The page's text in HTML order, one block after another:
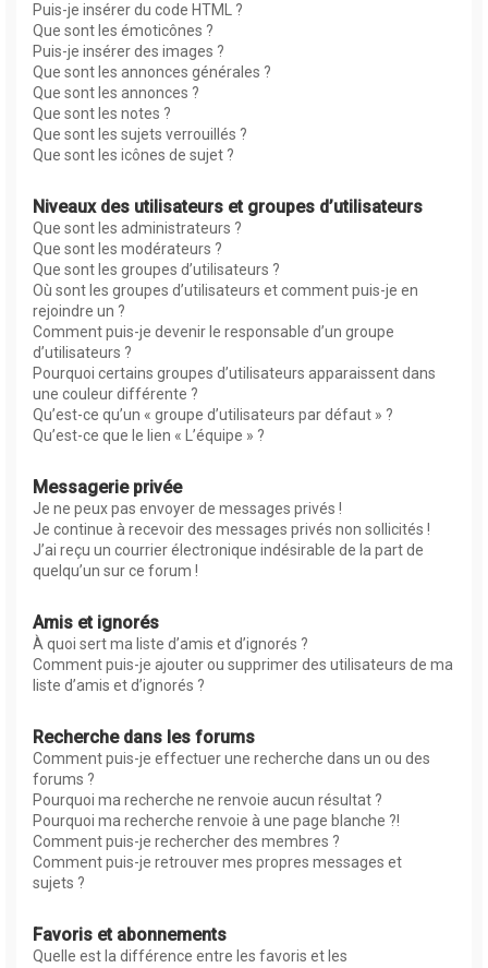
Puis-je insérer du code HTML ?
Que sont les émoticônes ?
Puis-je insérer des images ?
Que sont les annonces générales ?
Que sont les annonces ?
Que sont les notes ?
Que sont les sujets verrouillés ?
Que sont les icônes de sujet ?
Niveaux des utilisateurs et groupes d’utilisateurs
Que sont les administrateurs ?
Que sont les modérateurs ?
Que sont les groupes d’utilisateurs ?
Où sont les groupes d’utilisateurs et comment puis-je en
rejoindre un ?
Comment puis-je devenir le responsable d’un groupe
d’utilisateurs ?
Pourquoi certains groupes d’utilisateurs apparaissent dans
une couleur différente ?
Qu’est-ce qu’un « groupe d’utilisateurs par défaut » ?
Qu’est-ce que le lien « L’équipe » ?
Messagerie privée
Je ne peux pas envoyer de messages privés !
Je continue à recevoir des messages privés non sollicités !
J’ai reçu un courrier électronique indésirable de la part de
quelqu’un sur ce forum !
Amis et ignorés
À quoi sert ma liste d’amis et d’ignorés ?
Comment puis-je ajouter ou supprimer des utilisateurs de ma
liste d’amis et d’ignorés ?
Recherche dans les forums
Comment puis-je effectuer une recherche dans un ou des
forums ?
Pourquoi ma recherche ne renvoie aucun résultat ?
Pourquoi ma recherche renvoie à une page blanche ?!
Comment puis-je rechercher des membres ?
Comment puis-je retrouver mes propres messages et
sujets ?
Favoris et abonnements
Quelle est la différence entre les favoris et les